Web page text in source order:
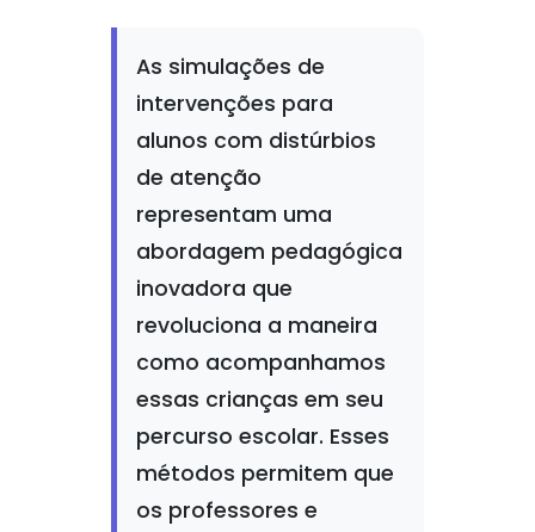
As simulações de
intervenções para
alunos com distúrbios
de atenção
representam uma
abordagem pedagógica
inovadora que
revoluciona a maneira
como acompanhamos
essas crianças em seu
percurso escolar. Esses
métodos permitem que
os professores e